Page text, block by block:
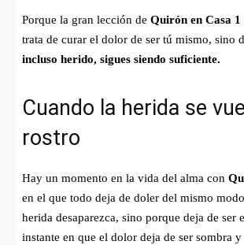
Porque la gran lección de Quirón en Casa 1
trata de curar el dolor de ser tú mismo, sino
incluso herido, sigues siendo suficiente.
Cuando la herida se
rostro
Hay un momento en la vida del alma con
en el que todo deja de doler del mismo
herida desaparezca, sino porque deja de ser
instante en que el dolor deja de ser sombra